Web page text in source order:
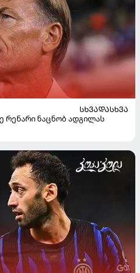
ᲡᲮᲕᲐᲓᲐᲡᲮᲕᲐ
რენარი ნაცნობ ადგილას